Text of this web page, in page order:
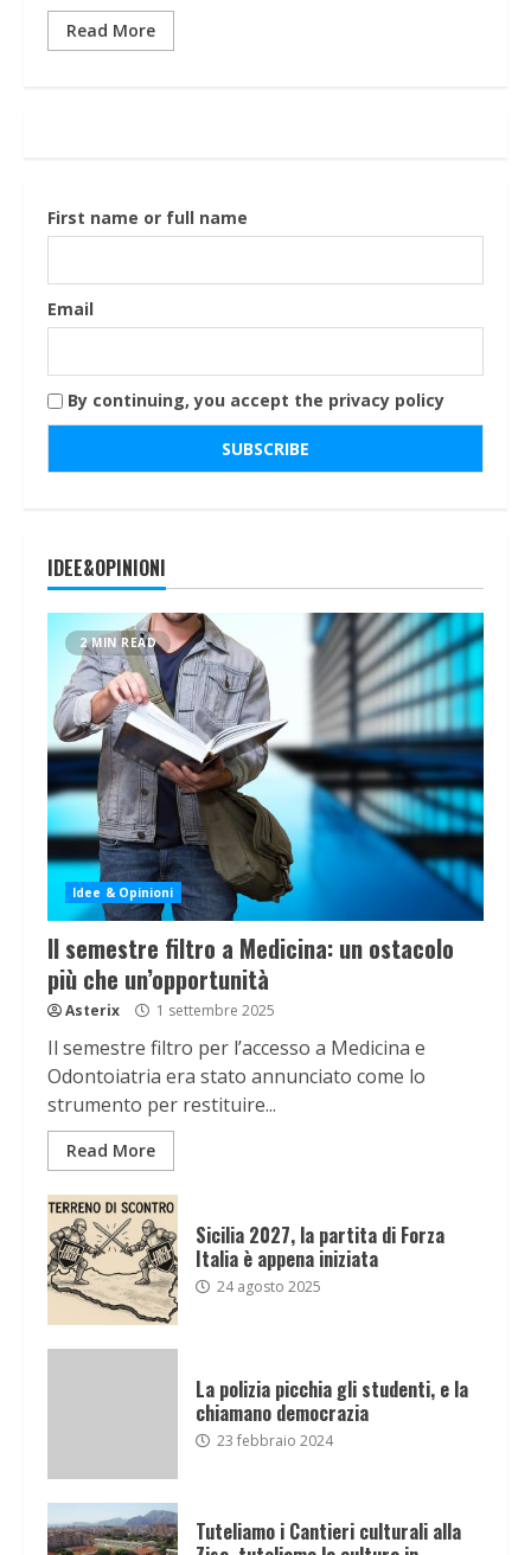
Read More
First name or full name
Email
By continuing, you accept the privacy policy
IDEE&OPINIONI
2 MIN READ
Idee & Opinioni
Il semestre filtro a Medicina: un ostacolo
più che un’opportunità
Asterix 1 settembre 2025
Il semestre filtro per l’accesso a Medicina e
Odontoiatria era stato annunciato come lo
strumento per restituire...
Read More
Sicilia 2027, la partita di Forza
Italia è appena iniziata
24 agosto 2025
La polizia picchia gli studenti, e la
chiamano democrazia
23 febbraio 2024
Tuteliamo i Cantieri culturali alla